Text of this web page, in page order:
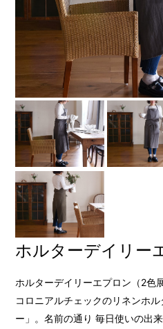
ホルターデイリー
ホルターデイリーエプロン（2色展
コロニアルチェックのリネンホ
ー」。名前の通り 毎日使いの出